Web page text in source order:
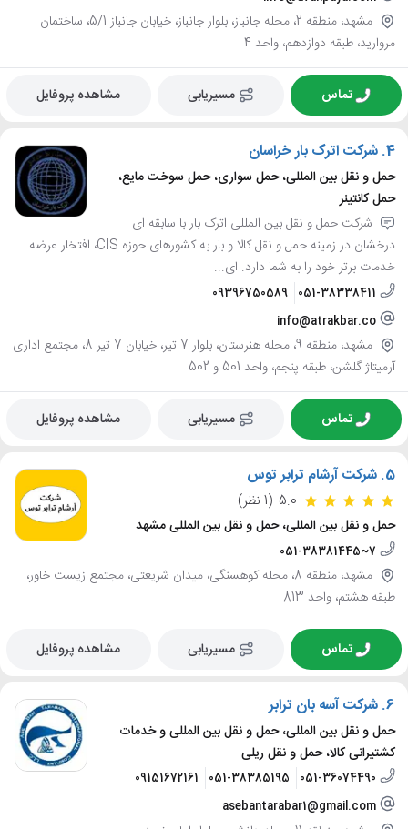
مشهد، منطقه 2، محله جانباز، بلوار جانباز، خیابان جانباز 5/1، ساختمان
مروارید، طبقه دوازدهم، واحد 4
تماس مسیریابی مشاهده پروفایل
4. شرکت اترک بار خراسان
حمل و نقل بین المللی، حمل سواری، حمل سوخت مایع،
حمل کانتینر
شرکت حمل و نقل بین المللی اترک بار با سابقه ای
درخشان در زمینه حمل و نقل کالا و بار به کشورهای حوزه CIS، افتخار عرضه
خدمات برتر خود را به شما دارد. ای...
051-38338411
09396750589
info@atrakbar.co
مشهد، منطقه 9، محله هنرستان، بلوار 7 تیر، خیابان 7 تیر 8، مجتمع اداری
آرمیتاژ گلشن، طبقه پنجم، واحد 501 و 502
تماس مسیریابی مشاهده پروفایل
5. شرکت آرشام ترابر توس
5.0 (1 نظر)
حمل و نقل بین المللی، حمل و نقل بین المللی مشهد
051-38381445~7
مشهد، منطقه 8، محله کوهسنگی، میدان شریعتی، مجتمع زیست خاور،
طبقه هشتم، واحد 813
تماس مسیریابی مشاهده پروفایل
6. شرکت آسه بان ترابر
حمل و نقل بین المللی، حمل و نقل بین المللی و خدمات
کشتیرانی کالا، حمل و نقل ریلی
051-36074490
051-38385195
09151672161
asebantarabar1@gmail.com